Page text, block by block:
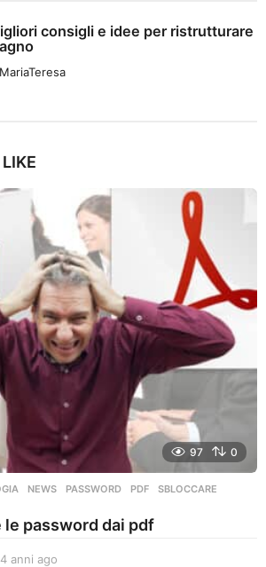
consigli e idee per ristrutturare
MariaTeresa
97 0
NEWS ,PASSWORD ,PDF ,SBLOCCARE
le password dai pdf
4 anni ago